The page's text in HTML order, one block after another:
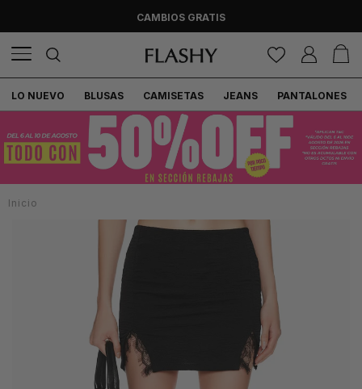
CAMBIOS GRATIS
LO NUEVO BLUSAS CAMISETAS JEANS PANTALONES
Inicio